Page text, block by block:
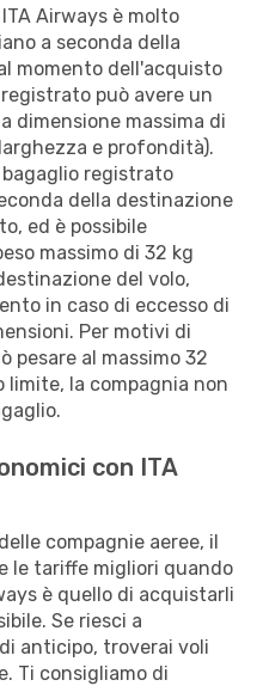
Airways è molto
a seconda della
momento dell'acquisto
può avere un
dimensione massima di
e profondità).
registrato
della destinazione
ed è possibile
massimo di 32 kg
del volo,
in caso di eccesso di
Per motivi di
pesare al massimo 32
limite, la compagnia non
con ITA
compagnie aeree, il
le tariffe migliori quando
è quello di acquistarli
Se riesci a
anticipo, troverai voli
Ti consigliamo di